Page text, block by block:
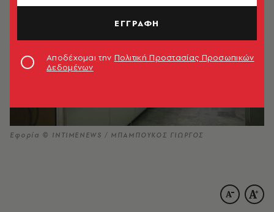
Εφορία © INTIMENEWS / ΜΠΑΜΠΟΥΚΟΣ ΓΙΩΡΓΟΣ
ΕΓΓΡΑΦΗ
Αποδέχομαι την Πολιτική Προστασίας Προσωπικών
Δεδομένων